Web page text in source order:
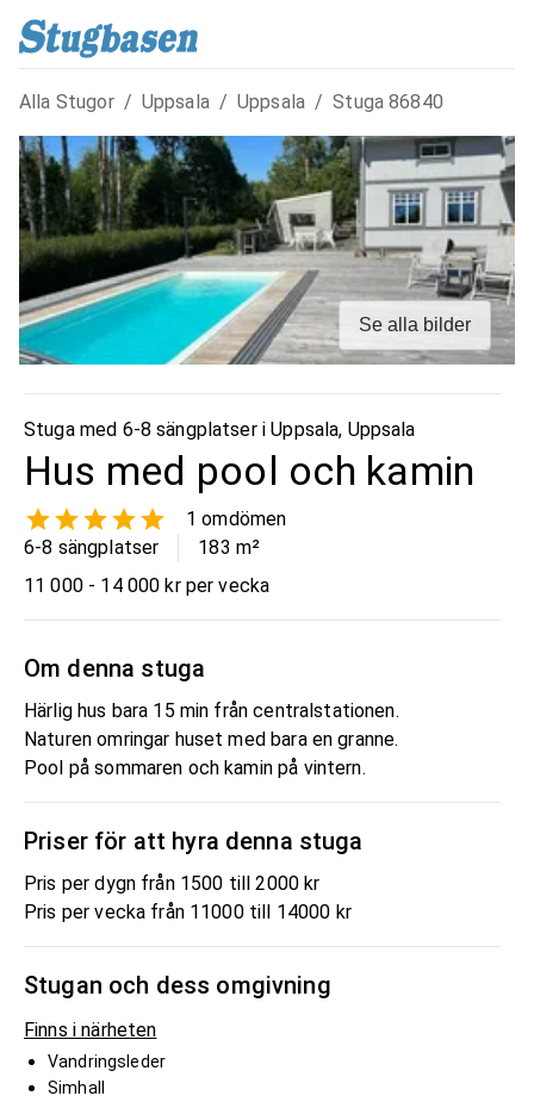
Alla Stugor / Uppsala / Uppsala / Stuga86840
Se alla bilder
Stuga med 6-8 sängplatser iUppsala, Uppsala
Hus med pool och kamin
1 omdömen
6-8 sängplatser
183 m²
11 000 - 14 000 kr per vecka
Om denna stuga
Härlig hus bara 15 min från centralstationen.
Naturen omringar huset med bara en granne.
Pool på sommaren och kamin på vintern.
Priser för att hyra denna stuga
Pris per dygn från 1500 till 2000 kr
Pris per vecka från 11000 till 14000 kr
Stugan och dess omgivning
Finns i närheten
Vandringsleder
Simhall